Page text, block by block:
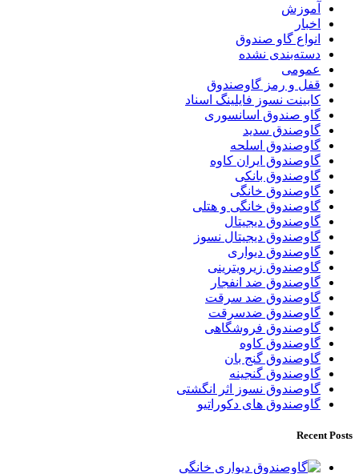
آموزش
اخبار
انواع گاو صندوق
دسته‌بندی نشده
عمومی
قفل و رمز گاوصندوق
کابینت نسوز فایلینگ اسناد
گاو صندوق اسانسوری
گاوصندق سدید
گاوصندوق اسلحه
گاوصندوق ایران کاوه
گاوصندوق بانکی
گاوصندوق خانگی
گاوصندوق خانگی و هتلی
گاوصندوق دیجیتال
گاوصندوق دیجیتال نسوز
گاوصندوق دیواری
گاوصندوق زیرویترینی
گاوصندوق ضد انفجار
گاوصندوق ضد سرقت
گاوصندوق ضدسرقت
گاوصندوق فروشگاهی
گاوصندوق کاوه
گاوصندوق گنج بان
گاوصندوق گنجینه
گاوصندوق نسوز اثر انگشتی
گاوصندوق های دکوراتیو
Recent Posts